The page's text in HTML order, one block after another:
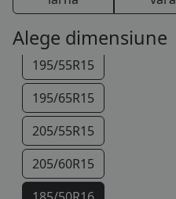
Alege dimensiune
195/50R15
195/55R15
195/65R15
205/55R15
205/60R15